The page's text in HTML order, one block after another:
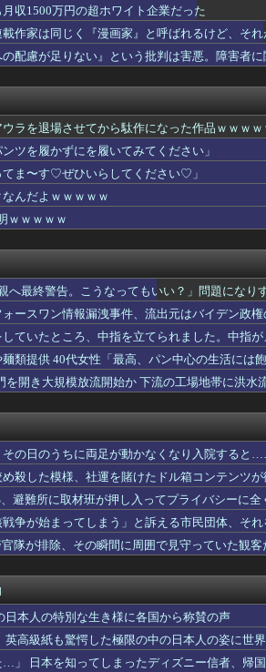
ング」が発表！!！ あの名作も
確認…米スタンフォード大！
軍
に規制されてるの？
遊
会した。有名大学での生活や彼氏...
修
ニング！！【GIF動画あり】
ア
亡 田原市 現場はサーフィンで...
う件
痛
ｗ
な
てどう生きたらいいんや？
娘、貼る。
欲しい」とかある？
たらババアに 「常識的に考えて...
ほ
ル店の登場に何も起こらないわけ...
？ 脳の錯覚と真実
たゴミクズｗｗｗｗｗ
投
た」
え
な
画像を食わせてっと………できた...
？ｗｗｗｗｗｗｗｗｗｗ
な
ス
で混雑
み
ってる」
ニ
生き様に各国から称賛の声
【
の？
カ
要素がない
漫
ろ・・・
乃
いすぎる
ゴ
る人がいる。上品ぶってかしらん...
話をしたら相手が怒りだし「特殊...
で、異常に慌てて弟を連れて外へ...
リです」→断った途端、とんでも...
素
に行こうとするが休みなど貰えず...
鬼
がアストンヴィラ戦で決めたゴラ...
ワ
収1500万円の超ホワイト企業だった
作家は同じく『漫画家』と呼ばれるけど、それ
配慮が足りない』という批判は害悪。障害者に
ラを退場させてから駄作になった作品ｗｗｗｗ
ツを履かずにを履いてみてください」
てま〜す♡ぜひいらしてください♡」
んだよｗｗｗｗｗ
ｗｗｗｗｗ
へ最終警告。こうなってもいい？」問題になり
ォースワン情報漏洩事件、流出元はバイデン政
ていたところ、中指を立てられました。中指
麺類提供 40代女性「最高、パン中心の生活には
飽き」
を開き大規模放流開始か 下流の工場地帯に洪水
その日のうちに両足が動かなくなり入院すると
殺した模様、社運を賭けたドル箱コンテンツ
避難所に取材班が押し入ってプライバシーに
戦争が始まってしまう」と訴える市民団体、そ
官隊が排除、その瞬間に周囲で見守っていた観
本人の特別な生き様に各国から称賛の声
高級紙も驚愕した極限の中の日本人の姿に世
」 日本を知ってしまったディズニー信者、帰